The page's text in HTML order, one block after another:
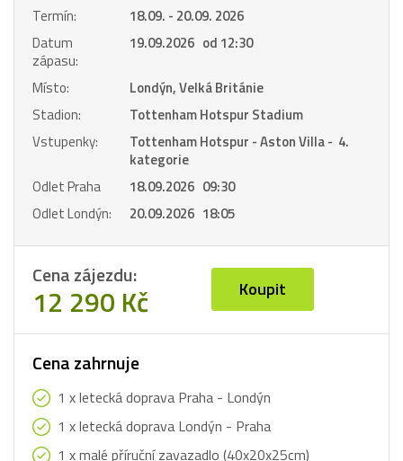
Termín:
18.09. - 20.09. 2026
Datum
zápasu:
19.09.2026 od 12:30
Místo:
Londýn, Velká Británie
Stadion:
Tottenham Hotspur Stadium
Vstupenky:
Tottenham Hotspur - Aston Villa - 4.
kategorie
Odlet Praha
18.09.2026 09:30
Odlet Londýn:
20.09.2026 18:05
Cena zájezdu:
12 290 Kč Koupit
Cena zahrnuje
1 x letecká doprava Praha - Londýn
1 x letecká doprava Londýn - Praha
1 x malé příruční zavazadlo (40x20x25cm)